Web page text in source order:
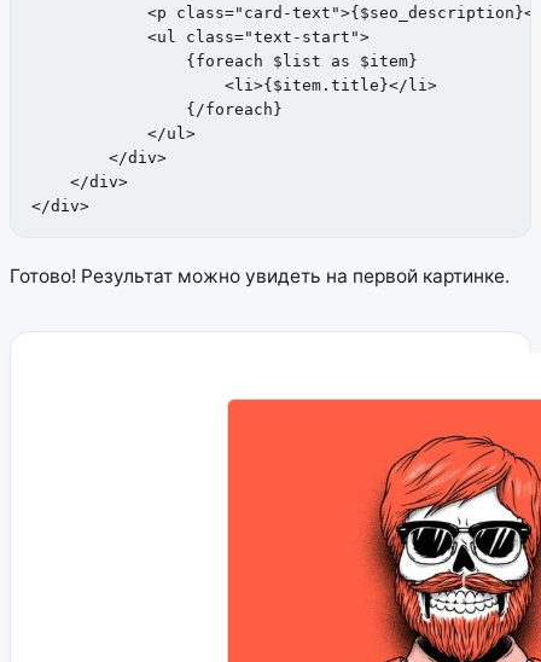
<p class="card-
            <ul class="text-start">
                {foreach $list as $item}
                    <li>{$item.title}</li>
                {/foreach}
            </ul>
        </div>
    </div>
</div>
Готово! Результат можно увидеть на первой картинке.